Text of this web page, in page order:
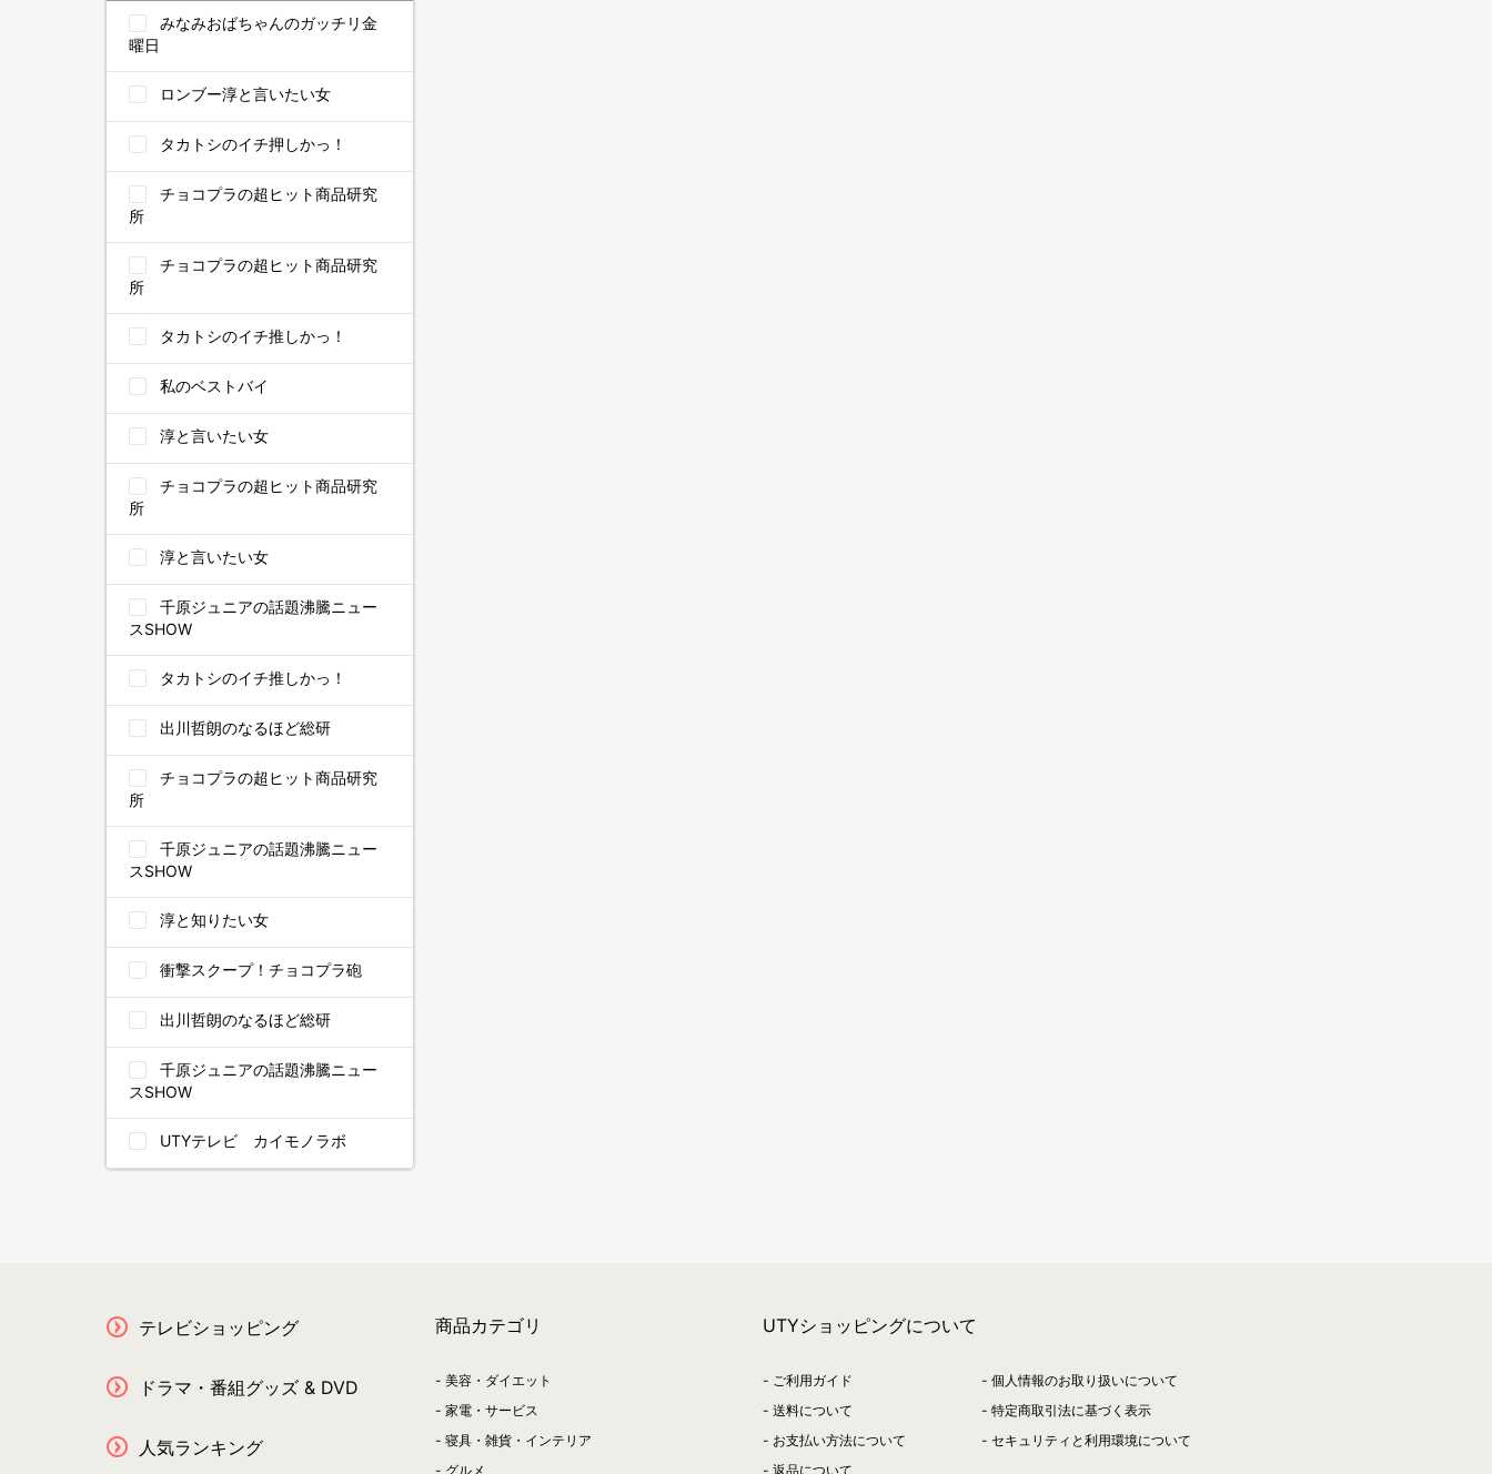
みなみおばちゃんのガッチリ金
曜日
ロンブー淳と言いたい女
タカトシのイチ押しかっ！
チョコプラの超ヒット商品研究
所
チョコプラの超ヒット商品研究
所
タカトシのイチ推しかっ！
私のベストバイ
淳と言いたい女
チョコプラの超ヒット商品研究
所
淳と言いたい女
千原ジュニアの話題沸騰ニュー
スSHOW
タカトシのイチ推しかっ！
出川哲朗のなるほど総研
チョコプラの超ヒット商品研究
所
千原ジュニアの話題沸騰ニュー
スSHOW
淳と知りたい女
衝撃スクープ！チョコプラ砲
出川哲朗のなるほど総研
千原ジュニアの話題沸騰ニュー
スSHOW
UTYテレビ カイモノラボ
テレビショッピング
ドラマ・番組グッズ & DVD
人気ランキング
商品カテゴリ
美容・ダイエット
家電・サービス
寝具・雑貨・インテリア
グルメ
UTYショッピングについて
ご利用ガイド
送料について
お支払い方法について
返品について
個人情報のお取り扱いについて
特定商取引法に基づく表示
セキュリティと利用環境について